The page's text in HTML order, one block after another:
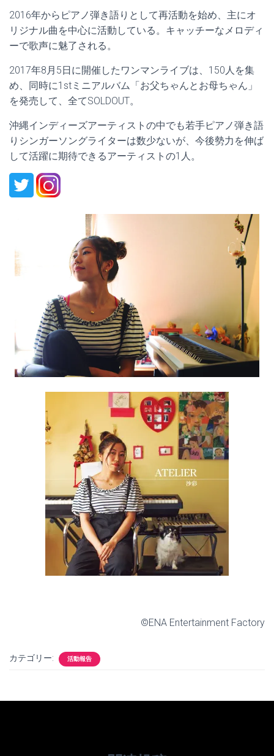
2016年からピアノ弾き語りとして再活動を始め、主にオ
リジナル曲を中心に活動している。キャッチーなメロディ
ーで歌声に魅了される。
2017年8月5日に開催したワンマンライブは、150人を集
め、同時に1stミニアルバム「お父ちゃんとお母ちゃん」
を発売して、全てSOLDOUT。
沖縄インディーズアーティストの中でも若手ピアノ弾き語
りシンガーソングライターは数少ないが、今後勢力を伸ば
して活躍に期待できるアーティストの1人。
©ENA Entertainment Factory
カテゴリー: 活動報告